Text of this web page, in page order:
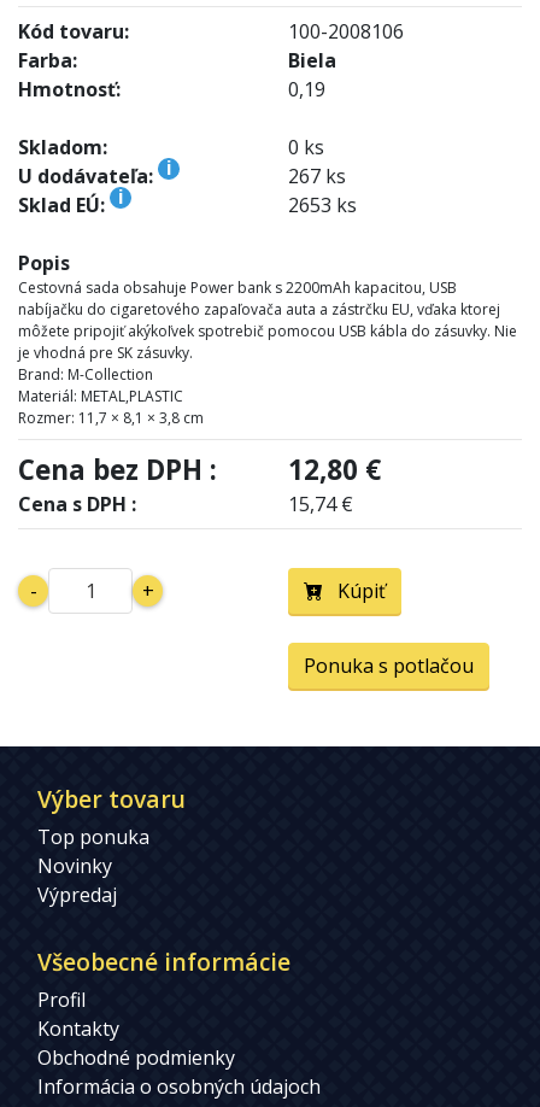
Kód tovaru:
100-2008106
Farba:
Biela
Hmotnosť:
0,19
Skladom:
0 ks
U dodávateľa:
i
267 ks
Sklad EÚ:
i 2653 ks
Popis
Cestovná sada obsahuje Power bank s 2200mAh kapacitou, USB
nabíjačku do cigaretového zapaľovača auta a zástrčku EU, vďaka ktorej
môžete pripojiť akýkoľvek spotrebič pomocou USB kábla do zásuvky. Nie
je vhodná pre SK zásuvky.
Brand: M-Collection
Materiál: METAL,PLASTIC
Rozmer: 11,7 × 8,1 × 3,8 cm
Cena bez DPH : 12,80 €
Cena s DPH : 15,74 €
- + Kúpiť
Ponuka s potlačou
Výber tovaru
Top ponuka
Novinky
Výpredaj
Všeobecné informácie
Profil
Kontakty
Obchodné podmienky
Informácia o osobných údajoch